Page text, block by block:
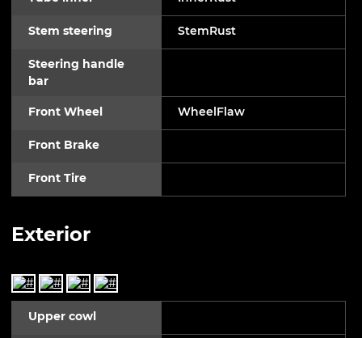
Stem steering StemRust
Steering handle
bar
Front Wheel WheelFlaw
Front Brake
Front Tire
Exterior
Upper cowl